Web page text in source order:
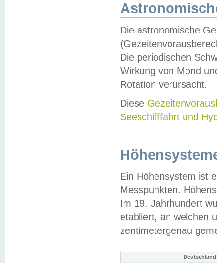
Die astronomische
Die periodischen
Wirkung von Mond
Rotation verursacht.
Diese
Seeschifffahrt und
Ein Höhensystem ist
Messpunkten.
Im 19. Jahrhundert
etabliert, an welchen
zentimetergenau